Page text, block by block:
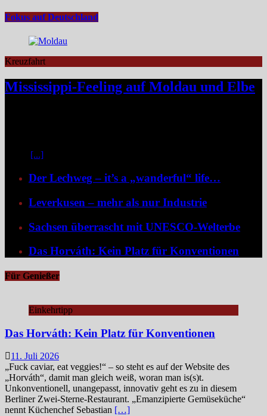
Fokus auf Deutschland
Kreuzfahrt
Mississippi-Feeling auf Moldau und Elbe
[...]
Der Lechweg – it’s a „wanderful“ life…
Leverkusen – mehr als nur Industrie
Sachsen überrascht mit UNESCO-Welterbe
Das Horváth: Kein Platz für Konventionen
Für Genießer
Einkehrtipp
Das Horváth: Kein Platz für Konventionen
11. Juli 2026
„Fuck caviar, eat veggies!“ – so steht es auf der Website des
„Horváth“, damit man gleich weiß, woran man is(s)t.
Unkonventionell, unangepasst, innovativ geht es zu in diesem
Berliner Zwei-Sterne-Restaurant. „Emanzipierte Gemüseküche“
nennt Küchenchef Sebastian […]